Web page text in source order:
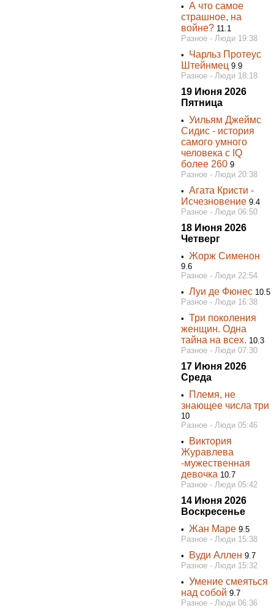
•А что самое
страшное, на
войне? 11.1
Разное - Люди 19:38
• Чарльз Протеус
Штейнмец9.9
Разное - Люди 18:18
19 Июня 2026
Пятница
•Уильям Джеймс
Сидис - история
самого умного
человека с IQ
более 260 9
Разное - Люди 20:38
•Агата Кристи -
Исчезновение9.4
Разное - Люди 06:50
18 Июня 2026
Четверг
•Жорж Сименон
9.6
Разное - Люди 22:54
•Луи де Фюнес 10.5
Разное - Люди 16:38
• Три поколения
женщин. Одна
тайна на всех. 10.3
Разное - Люди 07:30
17 Июня 2026
Среда
•
Племя, не
знающее числа три
10
Разное - Люди 05:46
•
Виктория
Журавлева
-мужественная
девочка 10.7
Разное - Люди 05:42
14 Июня 2026
Воскресенье
•Жан Маре 9.5
Разное - Люди 15:38
•
Вуди Аллен 9.7
Разное - Люди 15:32
•Умение смеяться
над собой9.7
Разное - Люди 06:36